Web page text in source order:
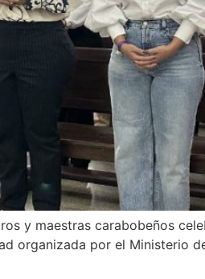
y maestras carabobeños
organizada por el Ministerio